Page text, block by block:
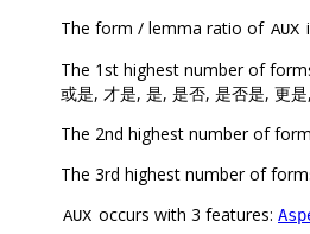
The form / lemma ratio of AUX
The 1st highest number of
或是, 才是, 是, 是否, 是否是, 更
The 2nd highest number of
The 3rd highest number of
AUX occurs with 3 features: